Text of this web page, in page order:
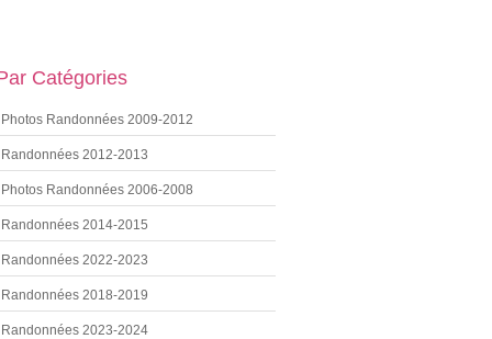
Catégories
Photos Randonnées 2009-2012
Randonnées 2012-2013
Photos Randonnées 2006-2008
Randonnées 2014-2015
Randonnées 2022-2023
Randonnées 2018-2019
Randonnées 2023-2024